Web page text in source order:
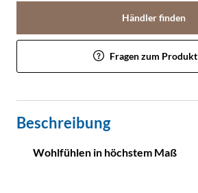
Händler finden
Fragen zum Produkt
Beschreibung
Wohlfühlen in höchstem Maß